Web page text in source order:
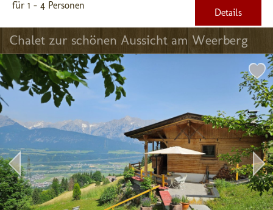
für 1 - 4 Personen
Details
Chalet zur schönen Aussicht am Weerberg